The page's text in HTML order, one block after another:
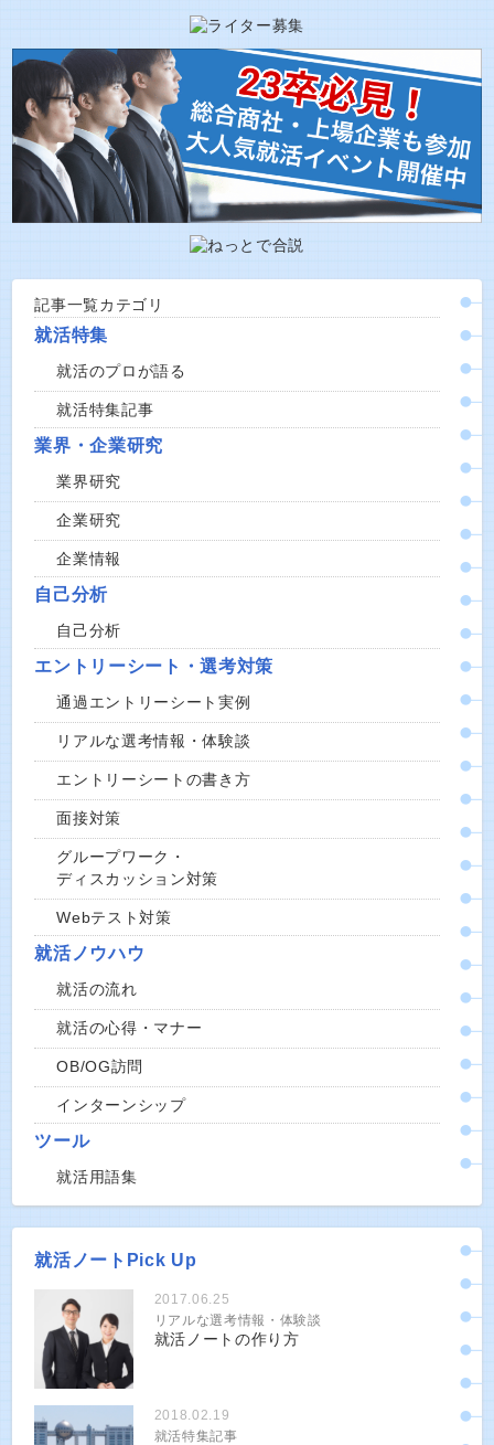
記事一覧カテゴリ
就活特集
就活のプロが語る
就活特集記事
業界・企業研究
業界研究
企業研究
企業情報
自己分析
自己分析
エントリーシート・選考対策
通過エントリーシート実例
リアルな選考情報・体験談
エントリーシートの書き方
面接対策
グループワーク・
ディスカッション対策
Webテスト対策
就活ノウハウ
就活の流れ
就活の心得・マナー
OB/OG訪問
インターンシップ
ツール
就活用語集
就活ノートPick Up
2017.06.25
リアルな選考情報・体験談
就活ノートの作り方
2018.02.19
就活特集記事